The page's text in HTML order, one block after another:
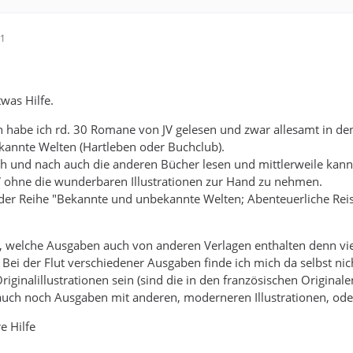
Hilfe.
habe ich rd. 30 Romane von JV gelesen und zwar allesamt in
Welten (Hartleben oder Buchclub).
und nach auch die anderen Bücher lesen und mittlerweile
ohne die wunderbaren Illustrationen zur Hand zu nehmen.
Reihe "Bekannte und unbekannte Welten; Abenteuerliche
welche Ausgaben auch von anderen Verlagen enthalten denn
der Flut verschiedener Ausgaben finde ich mich da selbst
sein (sind die in den französischen
noch Ausgaben mit anderen, moderneren Illustrationen,
Hilfe